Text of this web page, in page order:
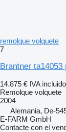
remolque volquete
7
Brantner ta14053
14.875 € IVA incluido
Remolque volquete
2004
Alemania, De-
E-FARM GmbH
Contacte con el